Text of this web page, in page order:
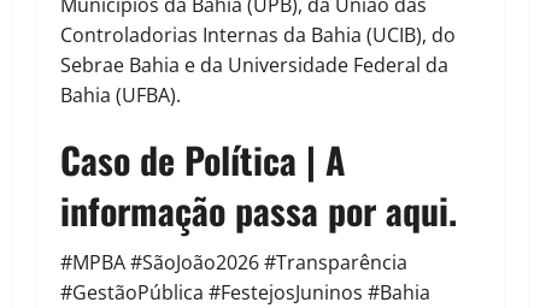
Controladorias Internas da Bahia (UCIB), do
Sebrae Bahia e da Universidade Federal da
Bahia (UFBA).
Caso de Política | A
informação passa por aqui.
#MPBA #SãoJoão2026 #Transparência
#GestãoPública #FestejosJuninos #Bahia